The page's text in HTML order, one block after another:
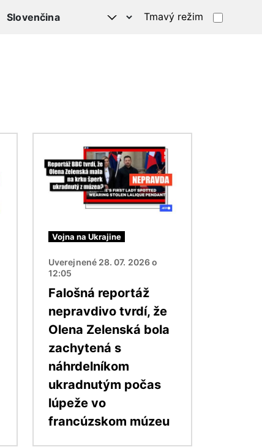
Tmavý režim
Vojna na Ukrajine
Uverejnené 28. 07. 2026 o
12:05
Falošná reportáž
nepravdivo tvrdí, že
Olena Zelenská bola
zachytená s
náhrdelníkom
ukradnutým počas
lúpeže vo
francúzskom múzeu